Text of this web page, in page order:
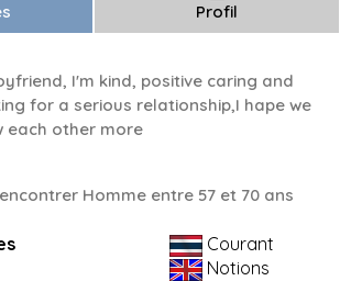
Profil
I'm kind, positive caring and
for a serious relationship,I hape we
each other more
Homme entre 57 et 70 ans
Courant
Notions